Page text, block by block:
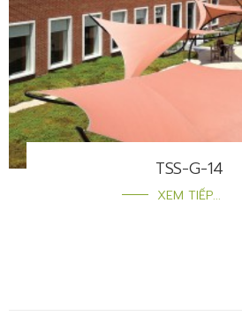
TSS-G-14
XEM TIẾP...